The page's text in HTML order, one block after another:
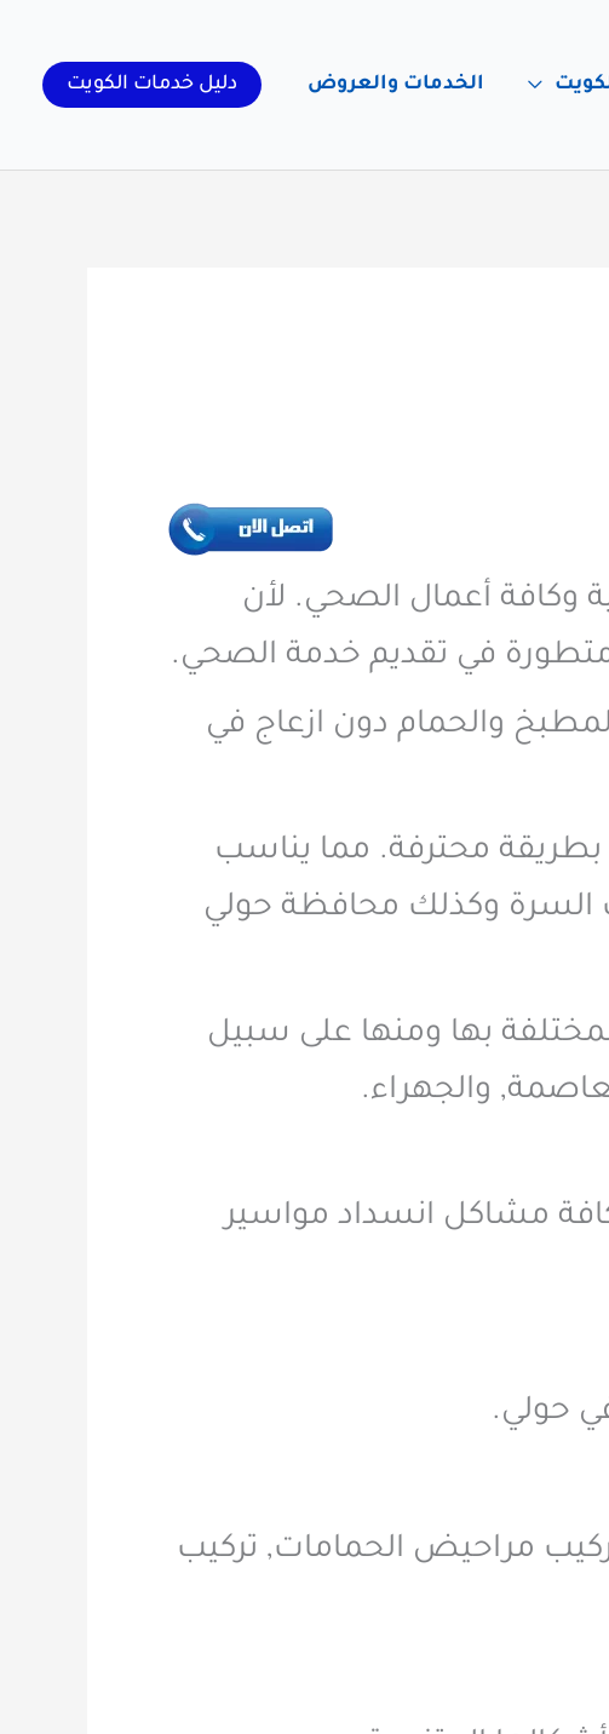
الخدمات والعروض دليل خدمات الكويت
وكافة أعمال الصحي. لأن
في تقديم خدمة الصحي.
والحمام دون ازعاج في
بطريقة محترفة. مما يناسب
السرة وكذلك محافظة حولي
بها ومنها على سبيل
والجهراء.
مشاكل انسداد مواسير
حولي.
مراحيض الحمامات, تركيب